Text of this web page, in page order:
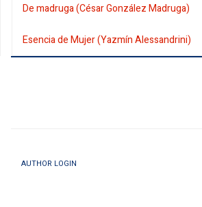
De madruga (César González Madruga)
Esencia de Mujer (Yazmín Alessandrini)
AUTHOR LOGIN